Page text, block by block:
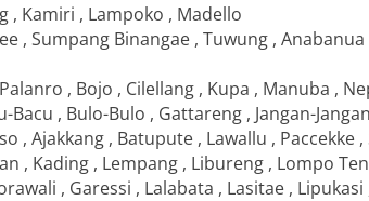
, Kamiri , Lampoko , Madello
, Sumpang Binangae , Tuwung , Anabanua
, Bojo , Cilellang , Kupa , Manuba ,
Bacu , Bulo-Bulo , Gattareng , Jangan-
, Ajakkang , Batupute , Lawallu , Paccekke ,
, Kading , Lempang , Libureng , Lompo
, Garessi , Lalabata , Lasitae ,